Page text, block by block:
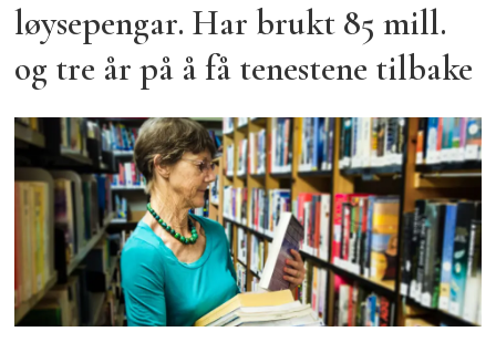
løysepengar. Har brukt 85 mill.
og tre år på å få tenestene tilbake